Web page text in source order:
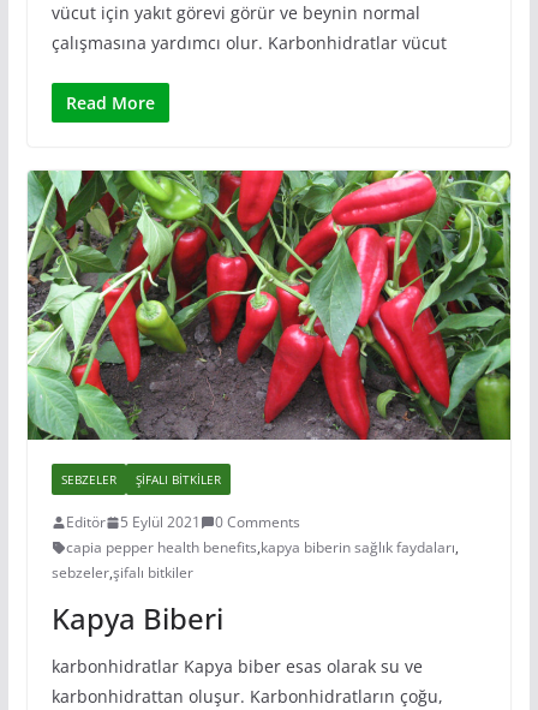
vücut için yakıt görevi görür ve beynin normal
çalışmasına yardımcı olur. Karbonhidratlar vücut
Read More
SEBZELER ŞIFALI BITKILER
Editör 5 Eylül 2021
0 Comments
capia pepper health benefits,kapya biberin sağlık faydaları,
sebzeler,şifalı bitkiler
Kapya Biberi
karbonhidratlar Kapya biber esas olarak su ve
karbonhidrattan oluşur. Karbonhidratların çoğu,